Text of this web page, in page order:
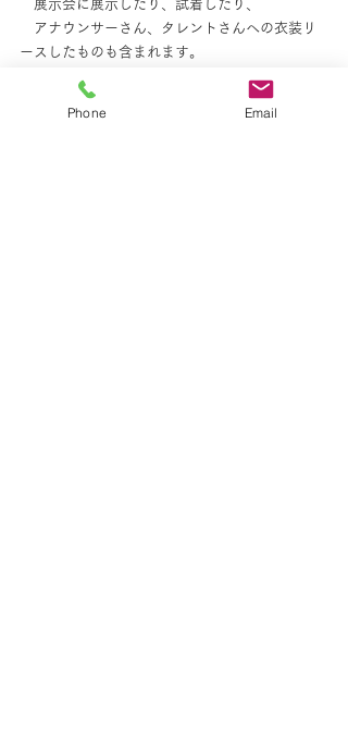
展示会に展示したり、試着したり、
アナウンサーさん、タレントさんへの衣装リ
ースしたものも含まれます。
Phone Email